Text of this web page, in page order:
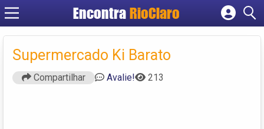
Encontra RioClaro
Cadastrar empresa
Criar conta
Supermercado Ki Barato
Compartilhar Avalie! 213